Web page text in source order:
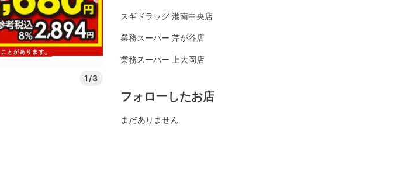
1/3
スギドラッグ 港南中央店
業務スーパー 芹が谷店
業務スーパー 上大岡店
フォローしたお店
まだありません